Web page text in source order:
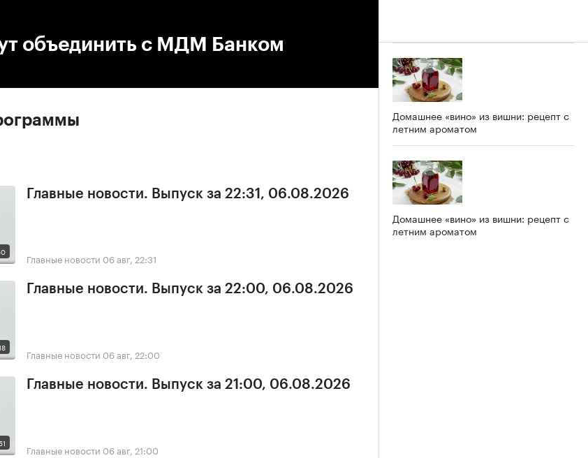
объединить с МДМ Банком
Главные новости. Выпуск за 22:31, 06.08.2026
Главные новости 06 авг, 22:31
Главные новости. Выпуск за 22:00, 06.08.2026
Главные новости 06 авг, 22:00
Главные новости. Выпуск за 21:00, 06.08.2026
Главные новости 06 авг, 21:00
Домашнее «вино» из вишни: рецепт с
летним ароматом
Домашнее «вино» из вишни: рецепт с
летним ароматом